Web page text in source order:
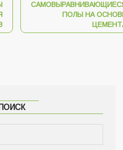
ПОЛЫ НА
ПОИСК